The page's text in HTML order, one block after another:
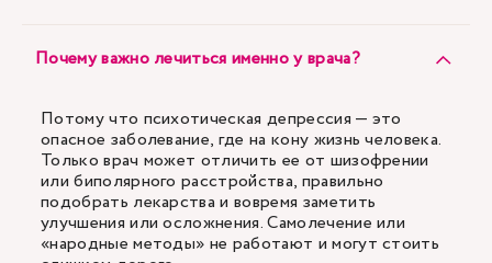
Почему важно лечиться именно у врача?
Потому что психотическая депрессия — это
опасное заболевание, где на кону жизнь человека.
Только врач может отличить ее от шизофрении
или биполярного расстройства, правильно
подобрать лекарства и вовремя заметить
улучшения или осложнения. Самолечение или
«народные методы» не работают и могут стоить